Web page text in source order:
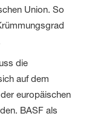
Union. So
die
auf dem
europäischen
BASF als